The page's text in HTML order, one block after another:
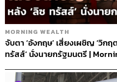
MORNING WEALTH
จับตา ‘อังกฤษ’ เสี่ยงเผชิญ ‘วิกฤ
ทรัสส์’ นั่งนายกรัฐมนตรี |